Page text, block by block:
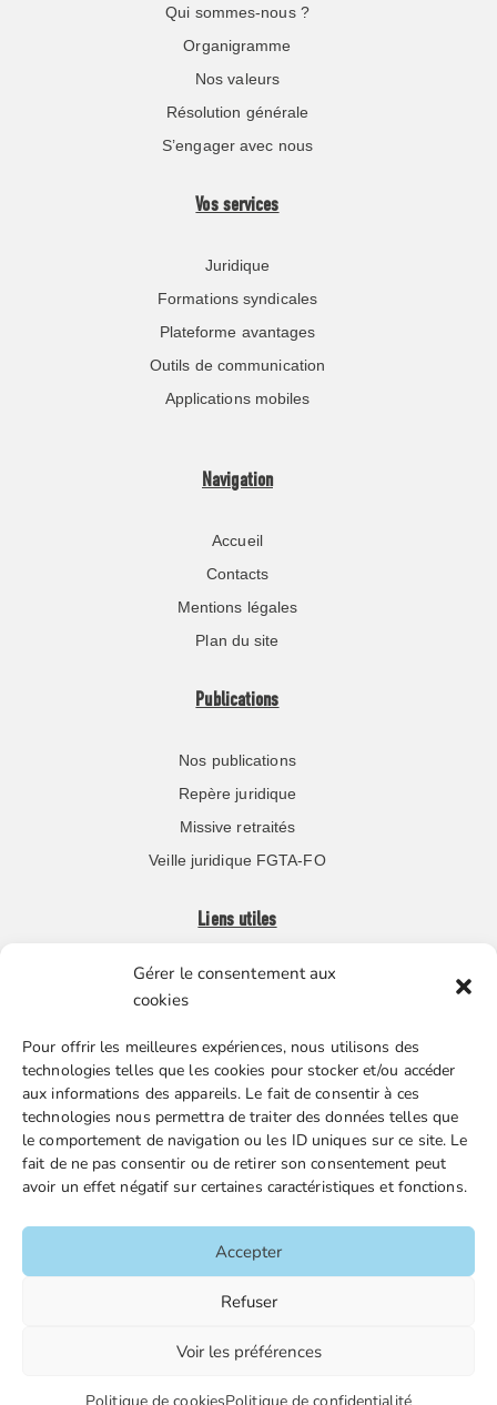
Gérer le consentement aux
cookies
Pour offrir les meilleures expériences, nous utilisons des
technologies telles que les cookies pour stocker et/ou accéder
aux informations des appareils. Le fait de consentir à ces
technologies nous permettra de traiter des données telles que
le comportement de navigation ou les ID uniques sur ce site. Le
fait de ne pas consentir ou de retirer son consentement peut
avoir un effet négatif sur certaines caractéristiques et fonctions.
Accepter
Refuser
Voir les préférences
Qui sommes-nous ?
Organigramme
Nos valeurs
Résolution générale
S’engager avec nous
Vos services
Juridique
Formations syndicales
Plateforme avantages
Outils de communication
Applications mobiles
Navigation
Accueil
Contacts
Mentions légales
Plan du site
Publications
Nos publications
Repère juridique
Missive retraités
Veille juridique FGTA-FO
Liens utiles
Boutique en ligne
Nos partenaires
Gestion des cookies
FGTA-FO / 15 avenue Victor Hugo – 92170 Vanves / 01 86
Accueil
Contacts
Mentions légales